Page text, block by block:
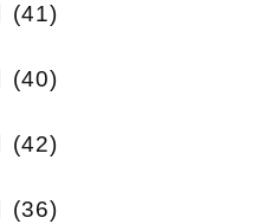
(41)
(40)
(42)
(36)